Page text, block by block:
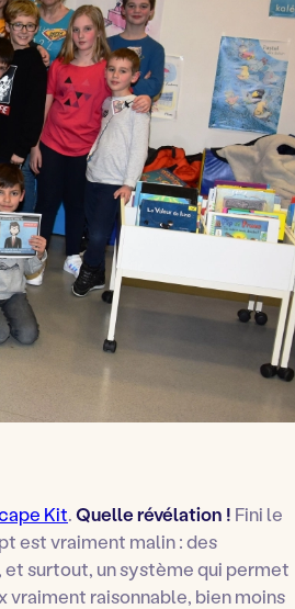
Kit.Quelle révélation ! Fini le
est vraiment malin : des
surtout, un système qui permet
vraiment raisonnable, bien moins